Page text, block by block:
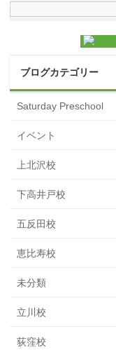
ブログカテゴリー
Saturday Preschool
イベント
上北沢校
下高井戸校
五反田校
恵比寿校
未分類
立川校
荻窪校